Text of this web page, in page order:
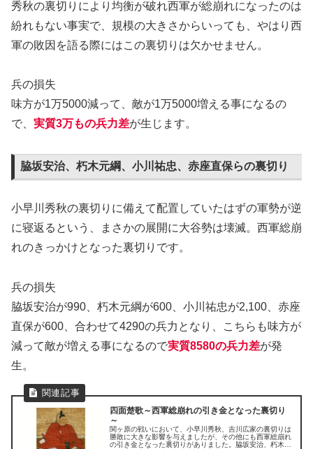
秀秋の裏切りにより均衡が破れ西軍が総崩れになったのは
紛れもない事実で、規模の大きさからいっても、やはり西
軍の敗因を語る際にはこの裏切りは欠かせません。
兵の損失
味方が1万5000減って、敵が1万5000増える事になるの
で、 実質3万もの兵力差が生じます。
脇坂安治、朽木元綱、小川祐忠、赤座直保らの裏切り
小早川秀秋の裏切りに備えて配置していたはずの軍勢が逆
に寝返るという、まさかの展開に大谷勢は壊滅。西軍総崩
れのきっかけとなった裏切りです。
兵の損失
脇坂安治が990、朽木元綱が600、小川祐忠が2,100、赤座
直保が600、合わせて4290の兵力となり、こちらも味方が
減って敵が増える事になるので実質8580の兵力差が発
生。
四面楚歌～西軍総崩れの引き金となった裏切り
～
関ヶ原の戦いにおいて、小早川秀秋、吉川広家の裏切りは
勝敗に大きな影響を与えましたが、その他にも西軍総崩れ
の引き金となった裏切りがありました。脇坂安治、朽木元